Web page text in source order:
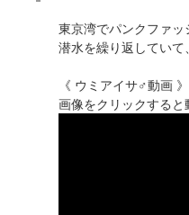
東京湾でパンクファッ
潜水を繰り返してい
《 ウミアイサ♂動画 》
画像をクリックすると